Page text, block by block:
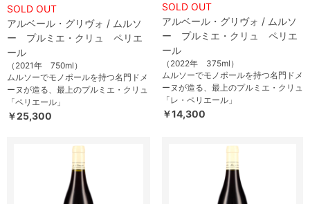
SOLD OUT
アルベール・グリヴォ / ムルソ
ー プルミエ・クリュ ペリエ
ール
（2021年 750ml）
ムルソーでモノポールを持つ名門ドメ
ーヌが造る、最上のプルミエ・クリュ
「ペリエール」
￥25,300
SOLD OUT
アルベール・グリヴォ / ムルソ
ー プルミエ・クリュ ペリエ
ール
（2022年 375ml）
ムルソーでモノポールを持つ名門ドメ
ーヌが造る、最上のプルミエ・クリュ
「レ・ペリエール」
￥14,300